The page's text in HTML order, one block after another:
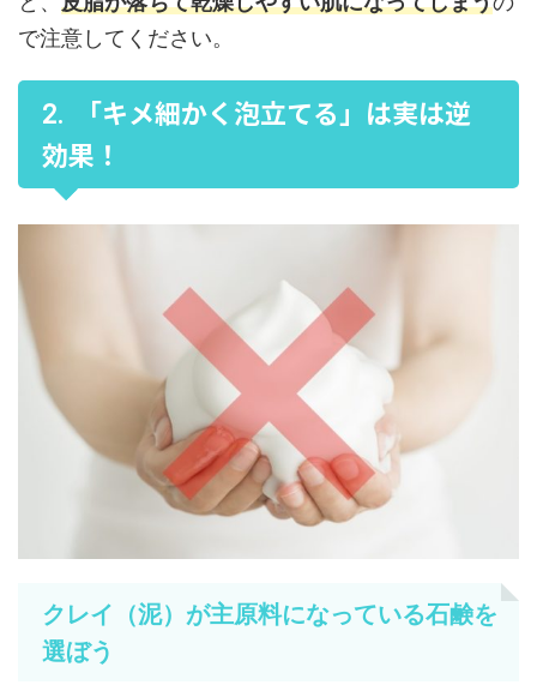
で注意してください。
「キメ細かく泡立てる」は実は逆
効果！
クレイ（泥）が主原料になっている石鹸を
選ぼう